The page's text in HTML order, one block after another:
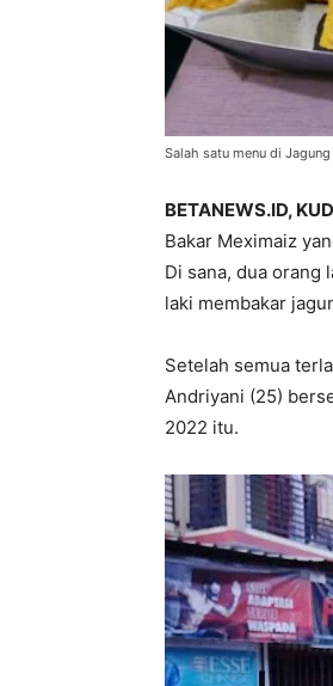
Salah satu menu di
BETANEWS.ID,
Bakar Meximaiz
Di sana, dua orang
laki membakar
Setelah semua
Andriyani (25)
2022 itu.